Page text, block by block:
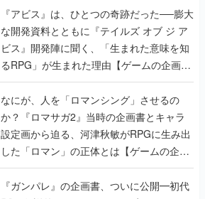
るRPG」が生まれた理由【ゲームの企画
書】
なにが、人を「ロマンシング」させるの
か？『ロマサガ2』当時の企画書とキャラ
設定画から迫る、河津秋敏がRPGに生み出
した「ロマン」の正体とは【ゲームの企画
書】
『ガンパレ』の企画書、ついに公開━初代
PSの伝説的タイトルは、なぜ生まれたの
か？そして『LOOP8』へ受け継がれたもの
【ゲームの企画書】